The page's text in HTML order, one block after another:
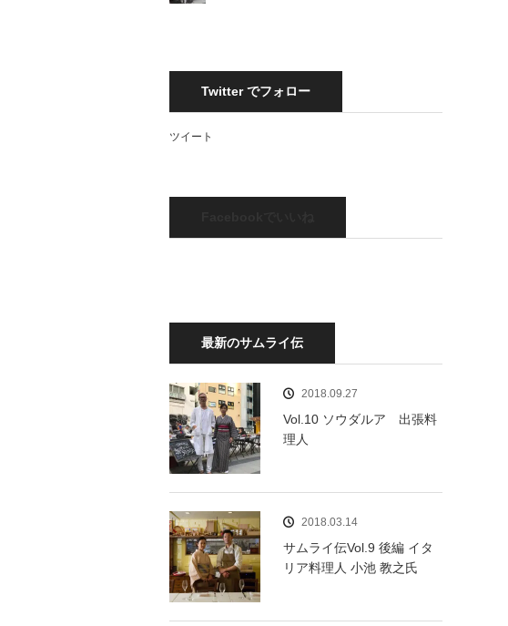
Twitter でフォロー
ツイート
最新のサムライ伝
2018.09.27
Vol.10 ソウダルア 出張料
理人
2018.03.14
サムライ伝Vol.9 後編 イタ
リア料理人 小池 教之氏